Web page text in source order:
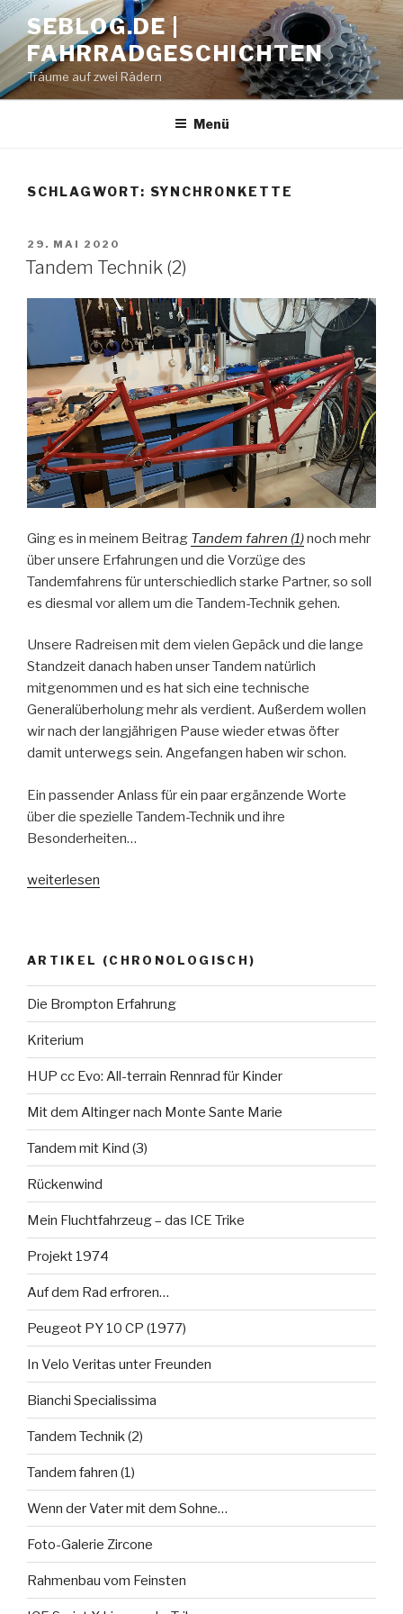
Zum
Inhalt
springen
SEBLOG.DE |
FAHRRADGESCHICHTEN
Träume auf zwei Rädern
Menü
SCHLAGWORT: SYNCHRONKETTE
VERÖFFENTLICHT
AM
29. MAI 2020
Tandem Technik (2)
Ging es in meinem Beitrag Tandem fahren (1)noch mehr
über unsere Erfahrungen und die Vorzüge des
Tandemfahrens für unterschiedlich starke Partner, so soll
es diesmal vor allem um die Tandem-Technik gehen.
Unsere Radreisen mit dem vielen Gepäck und die lange
Standzeit danach haben unser Tandem natürlich
mitgenommen und es hat sich eine technische
Generalüberholung mehr als verdient. Außerdem wollen
wir nach der langjährigen Pause wieder etwas öfter
damit unterwegs sein. Angefangen haben wir schon.
Ein passender Anlass für ein paar ergänzende Worte
über die spezielle Tandem-Technik und ihre
Besonderheiten…
„Tandem
weiterlesen
ARTIKEL (CHRONOLOGISCH)
Die Brompton Erfahrung
Kriterium
HUP cc Evo: All-terrain Rennrad für Kinder
Mit dem Altinger nach Monte Sante Marie
Tandem mit Kind (3)
Rückenwind
Mein Fluchtfahrzeug – das ICE Trike
Projekt 1974
Auf dem Rad erfroren…
Peugeot PY 10 CP (1977)
In Velo Veritas unter Freunden
Bianchi Specialissima
Tandem Technik (2)
Tandem fahren (1)
Wenn der Vater mit dem Sohne…
Foto-Galerie Zircone
Rahmenbau vom Feinsten